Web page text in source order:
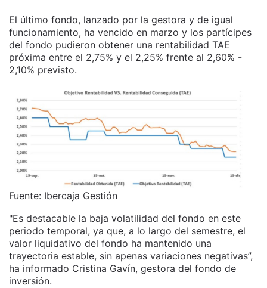
El último fondo, lanzado por la gestora y de igual
funcionamiento, ha vencido en marzo y los partícipes
del fondo pudieron obtener una rentabilidad TAE
próxima entre el 2,75% y el 2,25% frente al 2,60% -
2,10% previsto.
Fuente: Ibercaja Gestión
"Es destacable la baja volatilidad del fondo en este
periodo temporal, ya que, a lo largo del semestre, el
valor liquidativo del fondo ha mantenido una
trayectoria estable, sin apenas variaciones negativas”,
ha informado Cristina Gavín, gestora del fondo de
inversión.